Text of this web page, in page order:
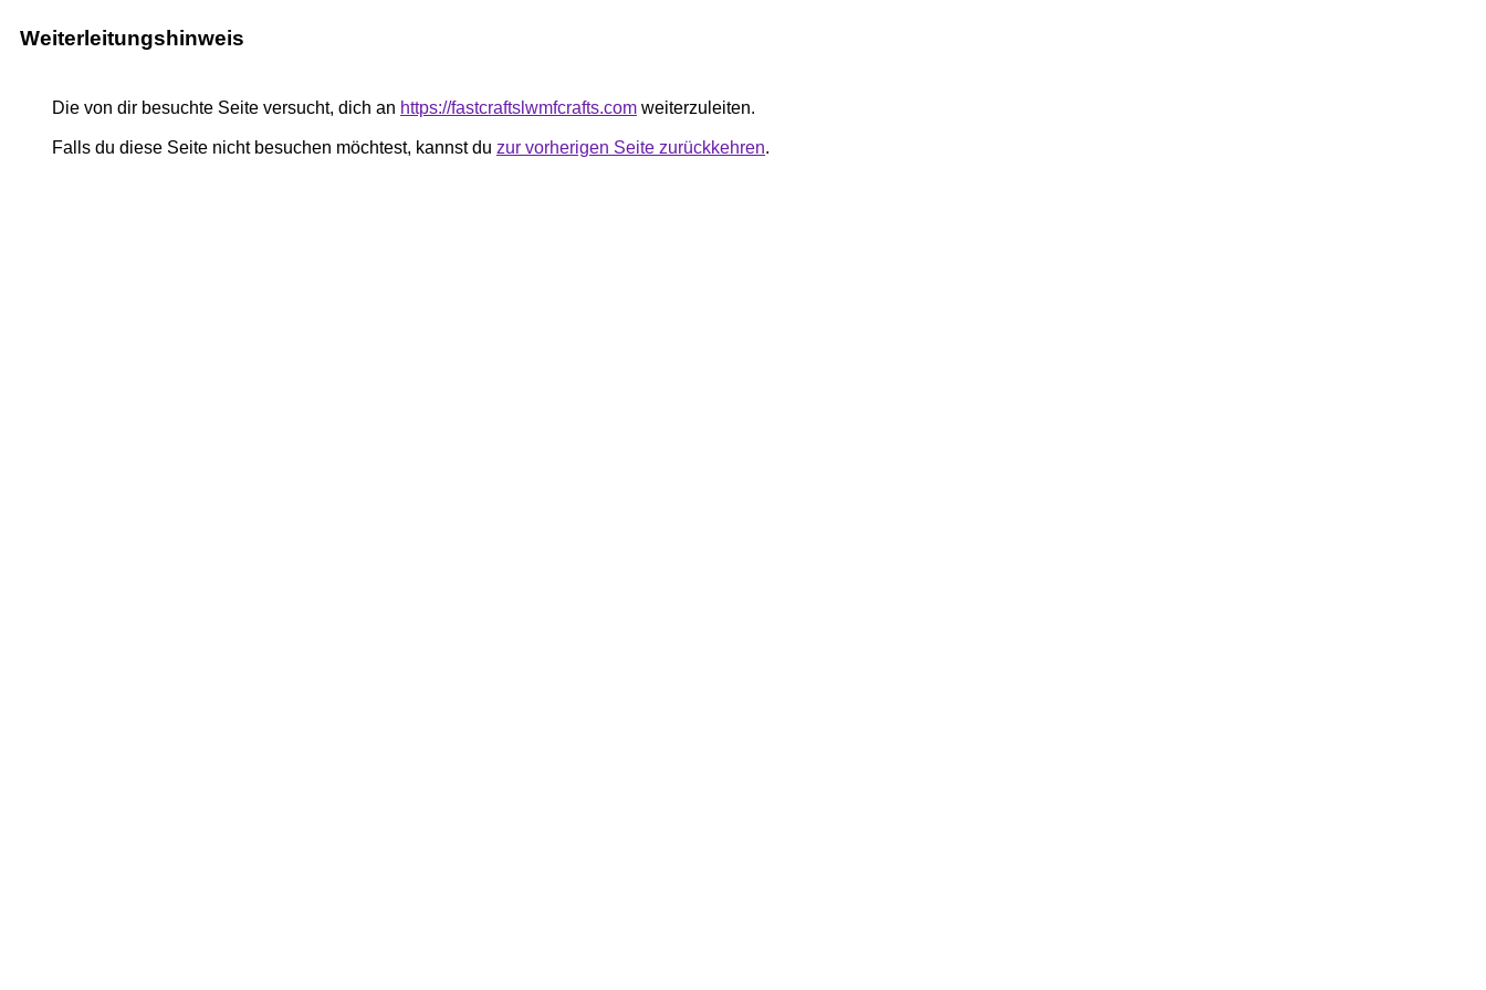
Weiterleitungshinweis
Die von dir besuchte Seite versucht, dich an https://fastcraftslwmfcrafts.com weiterzuleiten.
Falls du diese Seite nicht besuchen möchtest, kannst du zur vorherigen Seite zurückkehren.